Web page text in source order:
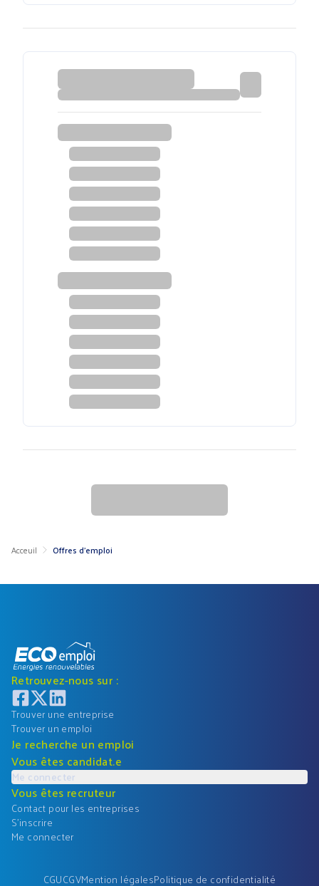
Acceuil Offres d'emploi
Retrouvez-nous sur :
Trouver une entreprise
Trouver un emploi
Je recherche un emploi
Vous êtes candidat.e
Me connecter
Vous êtes recruteur
Contact pour les entreprises
S'inscrire
Me connecter
CGUCGVMention légalesPolitique de confidentialité